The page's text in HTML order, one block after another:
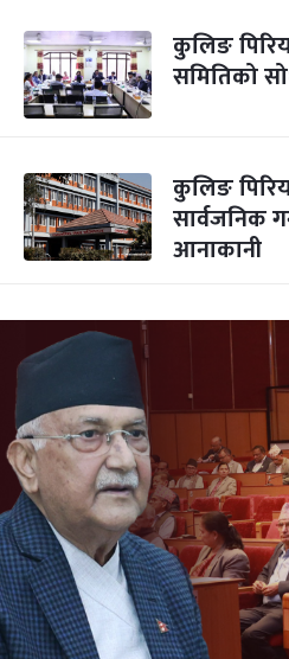
कुलिङ
समितिको
कुलिङ
सार्वजनिक
आनाकानी